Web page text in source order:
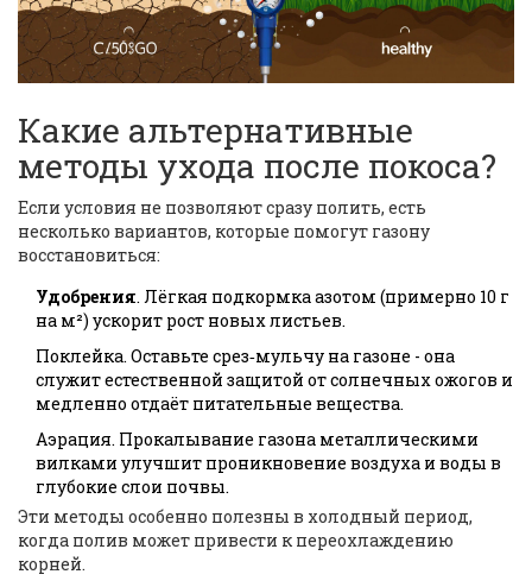
Какие альтернативные
методы ухода после покоса?
Если условия не позволяют сразу полить, есть
несколько вариантов, которые помогут газону
восстановиться:
Удобрения. Лёгкая подкормка азотом (примерно 10 г
на м²) ускорит рост новых листьев.
Поклейка. Оставьте срез‑мульчу на газоне - она
служит естественной защитой от солнечных ожогов и
медленно отдаёт питательные вещества.
Аэрация. Прокалывание газона металлическими
вилками улучшит проникновение воздуха и воды в
глубокие слои почвы.
Эти методы особенно полезны в холодный период,
когда полив может привести к переохлаждению
корней.